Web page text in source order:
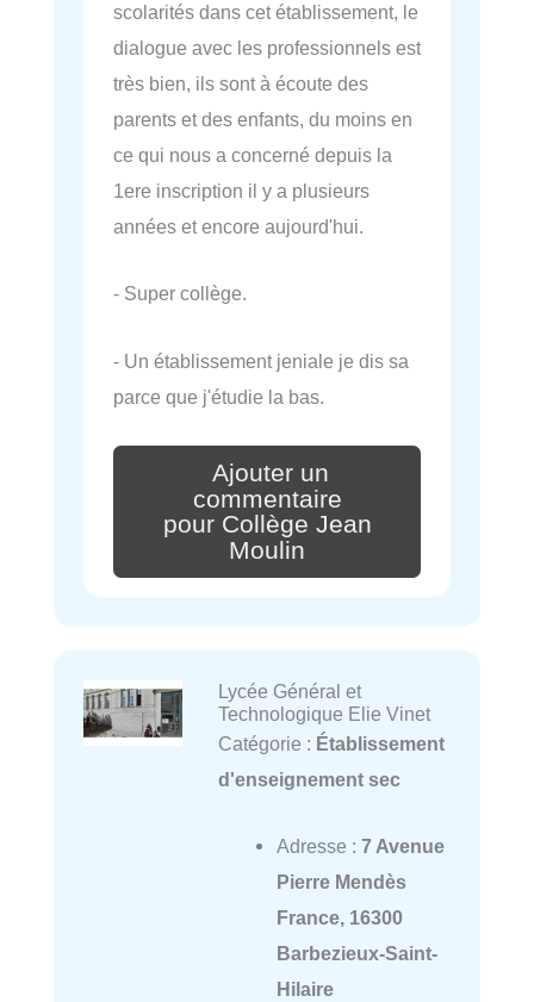
scolarités dans cet établissement, le
dialogue avec les professionnels est
très bien, ils sont à écoute des
parents et des enfants, du moins en
ce qui nous a concerné depuis la
1ere inscription il y a plusieurs
années et encore aujourd'hui.
- Super collège.
- Un établissement jeniale je dis sa
parce que j'étudie la bas.
Ajouter un
commentaire
pour Collège Jean
Moulin
Lycée Général et
Technologique Elie Vinet
Catégorie : Établissement
d'enseignement sec
Adresse : 7 Avenue
Pierre Mendès
France, 16300
Barbezieux-Saint-
Hilaire